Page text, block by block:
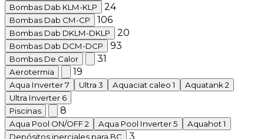
Bombas Dab KLM-KLP 24
Bombas Dab CM-CP 106
Bombas Dab DKLM-DKLP 20
Bombas Dab DCM-DCP 93
Bombas De Calor 31
Aerotermia 19
Aqua Inverter7 Ultra 3 Aquaciat caleo 1 Aquatank 2
Ultra Inverter 6
Piscinas
8
Aqua Pool ON/OFF2 Aqua Pool Inverter5 Aquahot1
Depósitos inerciales para BC
3